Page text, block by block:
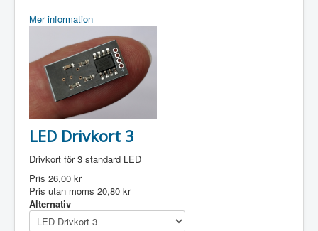
Mer information
LED Drivkort 3
Drivkort för 3 standard LED
Pris 26,00 kr
Pris utan moms 20,80 kr
Alternativ